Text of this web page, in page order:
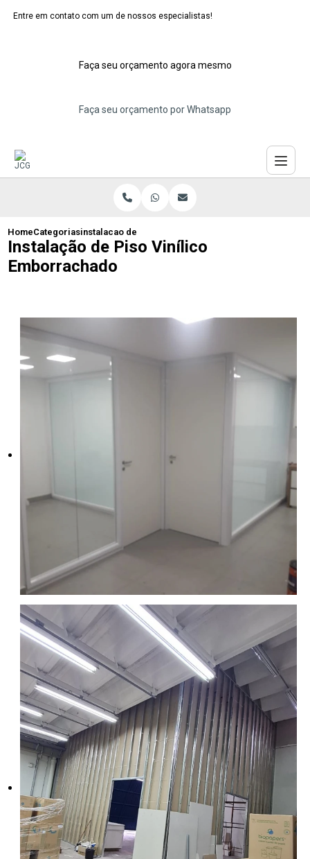
Entre em contato com um de nossos especialistas!
Faça seu orçamento agora mesmo
Faça seu orçamento por Whatsapp
HomeCategoriasinstalacao de piso vinilico emborrachado
Instalação de Piso Vinílico
Emborrachado